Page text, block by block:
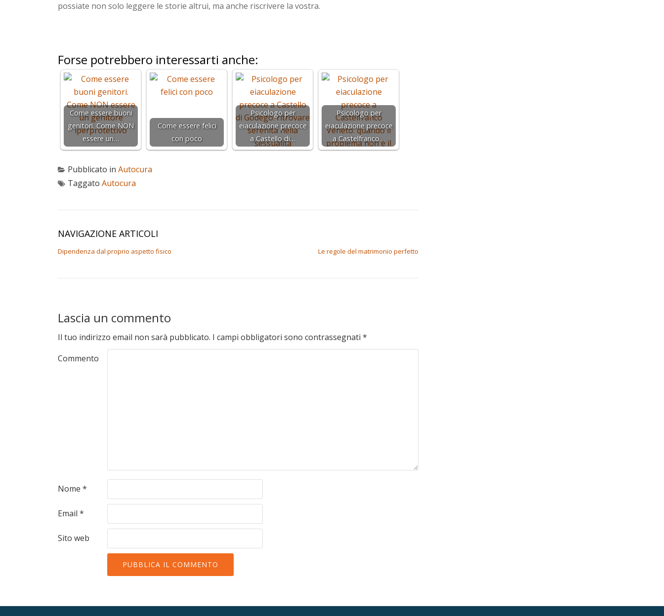
possiate non solo leggere le storie altrui, ma anche riscrivere la vostra.
Forse potrebbero interessarti anche:
Come essere buoni
genitori. Come NON
essere un…
Come essere felici
con poco
Psicologo per
eiaculazione precoce
a Castello di…
Psicologo per
eiaculazione precoce
a Castelfranco…
Pubblicato in Autocura
Taggato Autocura
NAVIGAZIONE ARTICOLI
Dipendenza dal proprio aspetto fisico Le regole del matrimonio perfetto
Lascia un commento
Il tuo indirizzo email non sarà pubblicato. I campi obbligatori sono contrassegnati *
Commento
Nome *
Email *
Sito web